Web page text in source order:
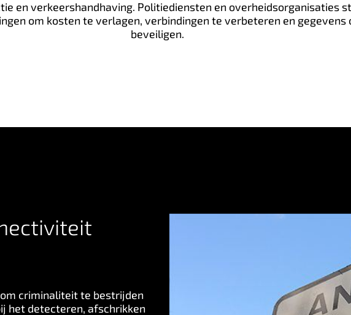
en verkeershandhaving. Politiediensten en overheidsorganisaties
om kosten te verlagen, verbindingen te verbeteren en gegevens
beveiligen.
criminaliteit te bestrijden
het detecteren, afschrikken